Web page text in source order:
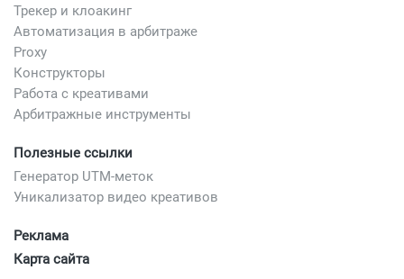
Трекер и клоакинг
Автоматизация в арбитраже
Proxy
Конструкторы
Работа с креативами
Арбитражные инструменты
Полезные ссылки
Генератор UTM-меток
Уникализатор видео креативов
Реклама
Карта сайта